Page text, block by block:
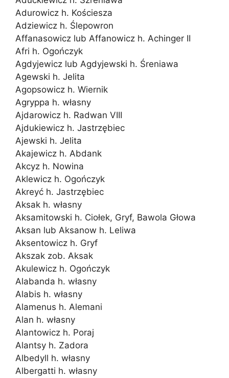
Adurowicz h. Kościesza
Adziewicz h. Ślepowron
Affanasowicz lub Affanowicz h. Achinger II
Afri h. Ogończyk
Agdyjewicz lub Agdyjewski h. Śreniawa
Agewski h. Jelita
Agopsowicz h. Wiernik
Agryppa h. własny
Ajdarowicz h. Radwan VIII
Ajdukiewicz h. Jastrzębiec
Ajewski h. Jelita
Akajewicz h. Abdank
Akcyz h. Nowina
Aklewicz h. Ogończyk
Akreyć h. Jastrzębiec
Aksak h. własny
Aksamitowski h. Ciołek, Gryf, Bawola Głowa
Aksan lub Aksanow h. Leliwa
Aksentowicz h. Gryf
Akszak zob. Aksak
Akulewicz h. Ogończyk
Alabanda h. własny
Alabis h. własny
Alamenus h. Alemani
Alan h. własny
Alantowicz h. Poraj
Alantsy h. Zadora
Albedyll h. własny
Albergatti h. własny